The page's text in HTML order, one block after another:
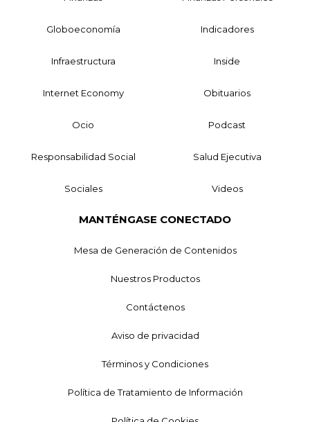
Globoeconomía Indicadores
Infraestructura Inside
Internet Economy Obituarios
Ocio Podcast
Responsabilidad Social Salud Ejecutiva
Sociales Videos
MANTÉNGASE CONECTADO
Mesa de Generación de Contenidos
Nuestros Productos
Contáctenos
Aviso de privacidad
Términos y Condiciones
Política de Tratamiento de Información